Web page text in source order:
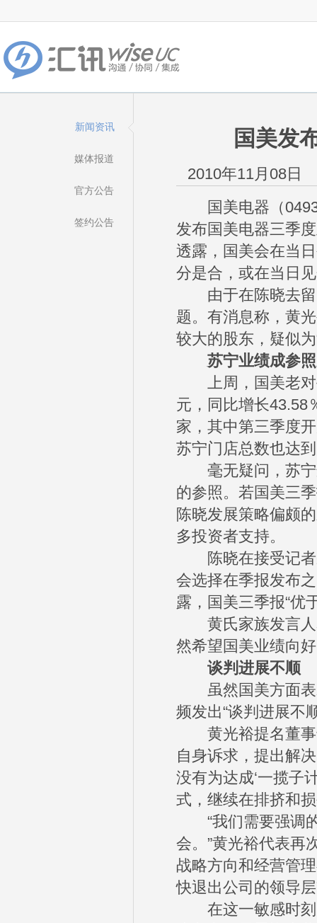
新闻资讯
媒体报道
官方公告
签约公告
国美发
2010年11月08日
国美电器（
发布国美电器三季
透露，国美会在当
分是合，或在当日
由于在陈晓去留
题。有消息称，黄
较大的股东，疑似为
苏宁业绩成参
上周，国美老对
元，同比增长43.58
家，其中第三季度
苏宁门店总数也达
毫无疑问，苏宁
的参照。若国美三
陈晓发展策略偏颇
多投资者支持。
陈晓在接受记者
会选择在季报发布
露，国美三季报“优
黄氏家族发言人
然希望国美业绩向
谈判进展不顺
虽然国美方面表
频发出“谈判进展不
黄光裕提名董事
自身诉求，提出解
没有为达成‘一揽子
式，继续在排挤和
“我们需要强调的
会。”黄光裕代表再
战略方向和经营管
快退出公司的领导层
在这一敏感时刻